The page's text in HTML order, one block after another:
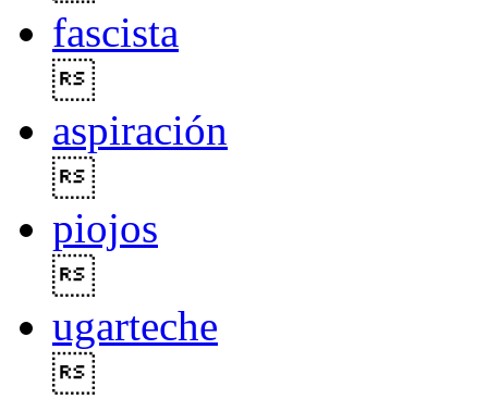
fascista
aspiración
piojos
ugarteche